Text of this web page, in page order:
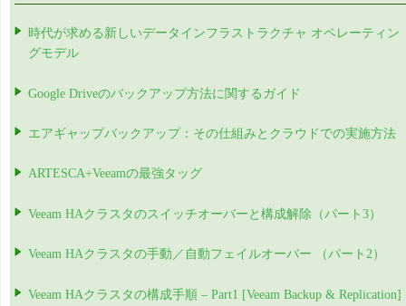
時代が求める新しいデータインフラストラクチャ オペレーティン
グモデル
Google Driveのバックアップ方法に関するガイド
エアギャップバックアップ：その仕組みとクラウドでの実施方法
ARTESCA+Veeamの最強タッグ
Veeam HAクラスタのスイッチオーバーと構成解除（パート3）
Veeam HAクラスタの手動／自動フェイルオーバー （パート2）
Veeam HAクラスタの構成手順 – Part1 [Veeam Backup & Replication]